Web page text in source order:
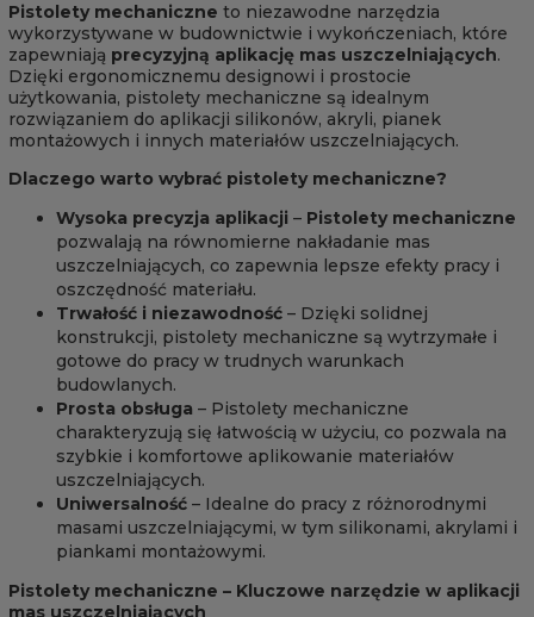
Pistolety mechaniczne to niezawodne narzędzia
wykorzystywane w budownictwie i wykończeniach, które
zapewniają precyzyjną aplikację mas uszczelniających.
Dzięki ergonomicznemu designowi i prostocie
użytkowania, pistolety mechaniczne są idealnym
rozwiązaniem do aplikacji silikonów, akryli, pianek
montażowych i innych materiałów uszczelniających.
Dlaczego warto wybrać pistolety mechaniczne?
Wysoka precyzja aplikacji – Pistolety mechaniczne
pozwalają na równomierne nakładanie mas
uszczelniających, co zapewnia lepsze efekty pracy i
oszczędność materiału.
Trwałość i niezawodność – Dzięki solidnej
konstrukcji, pistolety mechaniczne są wytrzymałe i
gotowe do pracy w trudnych warunkach
budowlanych.
Prosta obsługa – Pistolety mechaniczne
charakteryzują się łatwością w użyciu, co pozwala na
szybkie i komfortowe aplikowanie materiałów
uszczelniających.
Uniwersalność – Idealne do pracy z różnorodnymi
masami uszczelniającymi, w tym silikonami, akrylami i
piankami montażowymi.
Pistolety mechaniczne – Kluczowe narzędzie w aplikacji